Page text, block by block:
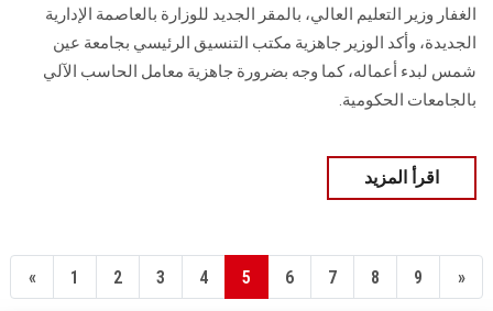
الغفار وزير التعليم العالي، بالمقر الجديد للوزارة بالعاصمة الإدارية
الجديدة، وأكد الوزير جاهزية مكتب التنسيق الرئيسي بجامعة عين
شمس لبدء أعماله، كما وجه بضرورة جاهزية معامل الحاسب الآلي
بالجامعات الحكومية.
اقرأ المزيد
« 1 2 3 4 5 6 7 8 9 »